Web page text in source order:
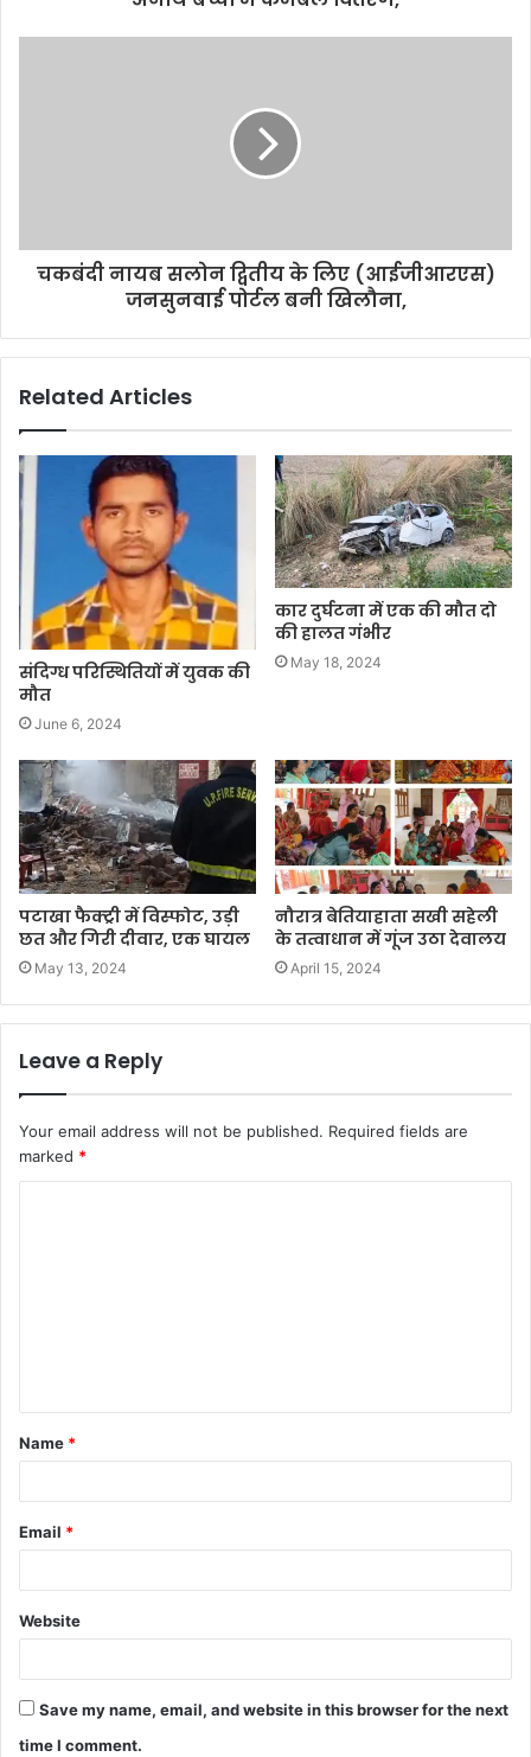
चकबंदी नायब सलोन द्वितीय के लिए (आईजीआरएस)
जनसुनवाई पोर्टल बनी खिलौना,
Related Articles
संदिग्ध परिस्थितियों में युवक की
मौत
June 6, 2024
कार दुर्घटना में एक की मौत दो
की हालत गंभीर
May 18, 2024
पटाखा फैक्ट्री में विस्फोट, उड़ी
छत और गिरी दीवार, एक घायल
May 13, 2024
नौरात्र बेतियाहाता सखी सहेली
के तत्वाधान में गूंज उठा देवालय
April 15, 2024
Leave a Reply
Your email address will not be published. Required fields are
marked *
t
*
Name *
Email *
Website
Save my name, email, and website in this browser for the next
time I comment.